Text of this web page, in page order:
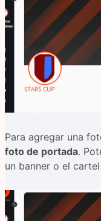
Para agregar una
foto de portada.
un banner o el